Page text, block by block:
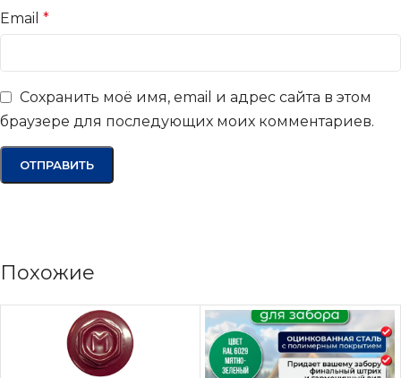
Email *
Сохранить моё имя, email и адрес сайта в этом
браузере для последующих моих комментариев.
Похожие